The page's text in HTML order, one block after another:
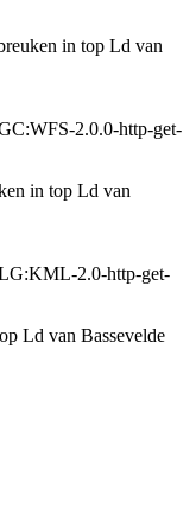
in top Ld van
2.0.0-http-get-
in top Ld van
2.0-http-get-
Ld van Bassevelde